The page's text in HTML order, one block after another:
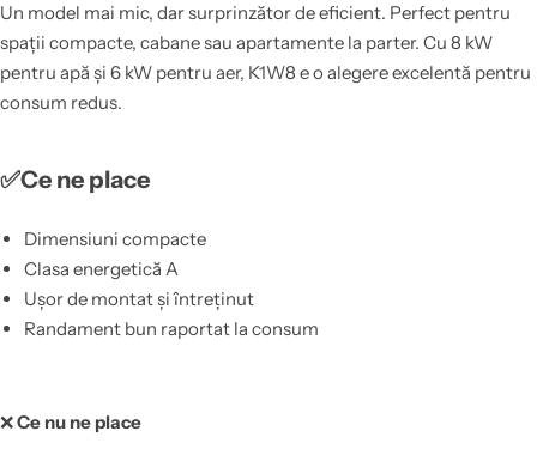
Un model mai mic, dar surprinzător de eficient. Perfect pentru
spații compacte, cabane sau apartamente la parter. Cu 8 kW
pentru apă și 6 kW pentru aer, K1W8 e o alegere excelentă pentru
consum redus.
✅Ce ne place
Dimensiuni compacte
Clasa energetică A
Ușor de montat și întreținut
Randament bun raportat la consum
❌Ce nu ne place